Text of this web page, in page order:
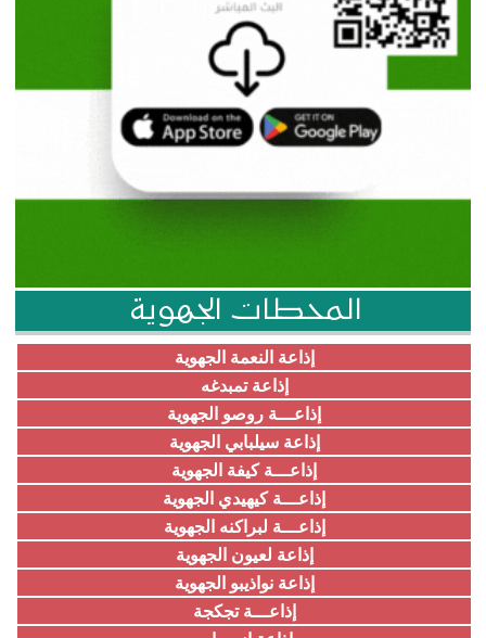
المحطات الجهوية
إذاعة النعمة الجهوية
إذاعة تمبدغه
إذاعـــة روصو الجهوية
إذاعة سيلبابي الجهوية
إذاعـــة كيفة الجهوية
إذاعـــة كيهيدي الجهوية
إذاعـــة لبراكنه الجهوية
إذاعة لعيون الجهوية
إذاعة نواذيبو الجهوية
إذاعـــة تجكجة